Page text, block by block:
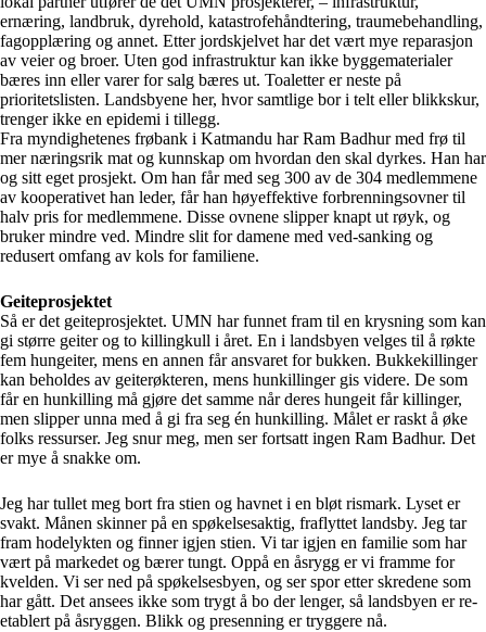
ernæring, landbruk, dyrehold, katastrofehåndtering, traumebehandling,
fagopplæring og annet. Etter jordskjelvet har det vært mye reparasjon
av veier og broer. Uten god infrastruktur kan ikke byggematerialer
bæres inn eller varer for salg bæres ut. Toaletter er neste på
prioritetslisten. Landsbyene her, hvor samtlige bor i telt eller blikkskur,
trenger ikke en epidemi i tillegg.
Fra myndighetenes frøbank i Katmandu har Ram Badhur med frø til
mer næringsrik mat og kunnskap om hvordan den skal dyrkes. Han har
og sitt eget prosjekt. Om han får med seg 300 av de 304 medlemmene
av kooperativet han leder, får han høyeffektive forbrenningsovner til
halv pris for medlemmene. Disse ovnene slipper knapt ut røyk, og
bruker mindre ved. Mindre slit for damene med ved-sanking og
redusert omfang av kols for familiene.
Geiteprosjektet
Så er det geiteprosjektet. UMN har funnet fram til en krysning som kan
gi større geiter og to killingkull i året. En i landsbyen velges til å røkte
fem hungeiter, mens en annen får ansvaret for bukken. Bukkekillinger
kan beholdes av geiterøkteren, mens hunkillinger gis videre. De som
får en hunkilling må gjøre det samme når deres hungeit får killinger,
men slipper unna med å gi fra seg én hunkilling. Målet er raskt å øke
folks ressurser. Jeg snur meg, men ser fortsatt ingen Ram Badhur. Det
er mye å snakke om.
Jeg har tullet meg bort fra stien og havnet i en bløt rismark. Lyset er
svakt. Månen skinner på en spøkelsesaktig, fraflyttet landsby. Jeg tar
fram hodelykten og finner igjen stien. Vi tar igjen en familie som har
vært på markedet og bærer tungt. Oppå en åsrygg er vi framme for
kvelden. Vi ser ned på spøkelsesbyen, og ser spor etter skredene som
har gått. Det ansees ikke som trygt å bo der lenger, så landsbyen er re-
etablert på åsryggen. Blikk og presenning er tryggere nå.